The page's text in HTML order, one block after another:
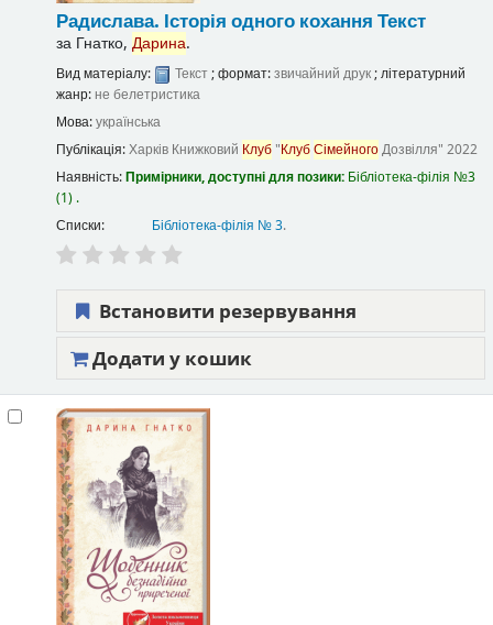
Радислава. Історія одного кохання Текст
за Гнатко, Дарина.
Вид матеріалу: Текст; формат:звичайний друк; літературний
жанр: не белетристика
Мова:українська
Публікація:Харків Книжковий Клуб"КлубСімейногоДозвілля" 2022
Наявність:Примірники, доступні для позики: Бібліотека-філія №3
(1) .
Списки:
Бібліотека-філія № 3.
Встановити резервування
Додати у кошик